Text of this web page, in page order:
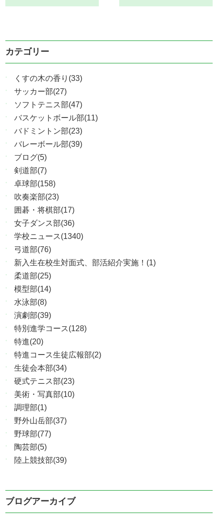
カテゴリー
くすの木の香り(33)
サッカー部(27)
ソフトテニス部(47)
バスケットボール部(11)
バドミントン部(23)
バレーボール部(39)
ブログ(5)
剣道部(7)
卓球部(158)
吹奏楽部(23)
囲碁・将棋部(17)
女子ダンス部(36)
学校ニュース(1340)
弓道部(76)
新入生在校生対面式、部活紹介実施！(1)
柔道部(25)
模型部(14)
水泳部(8)
演劇部(39)
特別進学コース(128)
特進(20)
特進コース生徒広報部(2)
生徒会本部(34)
硬式テニス部(23)
美術・写真部(10)
調理部(1)
野外山岳部(37)
野球部(77)
陶芸部(5)
陸上競技部(39)
ブログアーカイブ